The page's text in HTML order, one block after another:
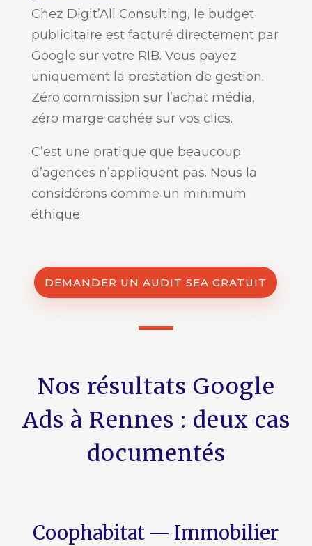
Chez Digit’All Consulting, le budget
publicitaire est facturé directement par
Google sur votre RIB. Vous payez
uniquement la prestation de gestion.
Zéro commission sur l’achat média,
zéro marge cachée sur vos clics.
C’est une pratique que beaucoup
d’agences n’appliquent pas. Nous la
considérons comme un minimum
éthique.
DEMANDER UN AUDIT SEA GRATUIT
Nos résultats Google
Ads à Rennes : deux cas
documentés
Coophabitat — Immobilier